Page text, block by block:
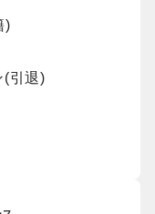
)
(引退)